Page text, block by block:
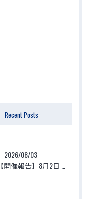
Recent Posts
2026/08/03